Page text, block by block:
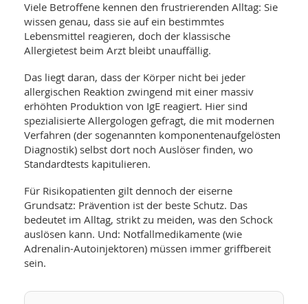
Viele Betroffene kennen den frustrierenden Alltag: Sie
wissen genau, dass sie auf ein bestimmtes
Lebensmittel reagieren, doch der klassische
Allergietest beim Arzt bleibt unauffällig.
Das liegt daran, dass der Körper nicht bei jeder
allergischen Reaktion zwingend mit einer massiv
erhöhten Produktion von IgE reagiert. Hier sind
spezialisierte Allergologen gefragt, die mit modernen
Verfahren (der sogenannten komponentenaufgelösten
Diagnostik) selbst dort noch Auslöser finden, wo
Standardtests kapitulieren.
Für Risikopatienten gilt dennoch der eiserne
Grundsatz: Prävention ist der beste Schutz. Das
bedeutet im Alltag, strikt zu meiden, was den Schock
auslösen kann. Und: Notfallmedikamente (wie
Adrenalin-Autoinjektoren) müssen immer griffbereit
sein.